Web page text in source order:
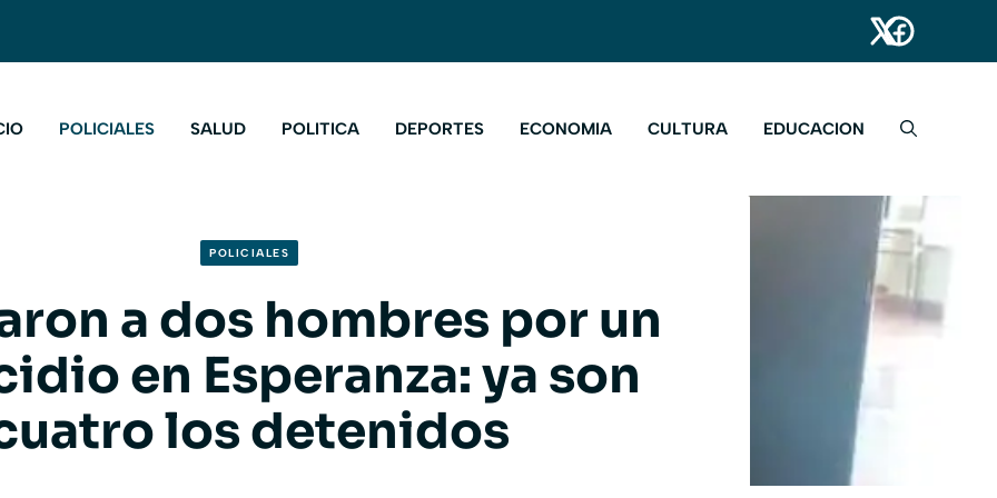
POLICIALES SALUD POLITICA DEPORTES ECONOMIA CULTURA EDUCACION
POLICIALES
a dos hombres por un
en Esperanza: ya son
los detenidos